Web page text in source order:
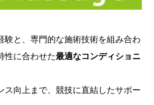
験と、専門的な施術技術を組み合わ
性に合わせた最適なコンディショニ
ス向上まで、競技に直結したサポー